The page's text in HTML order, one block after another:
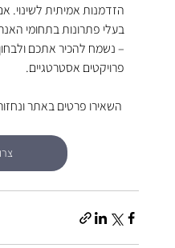
הזדמנות אמיתית לשינוי.
בעלי פתרונות בתחומי
– נשמח להכיר אתכם
פרויקטים אסטרטגיים.